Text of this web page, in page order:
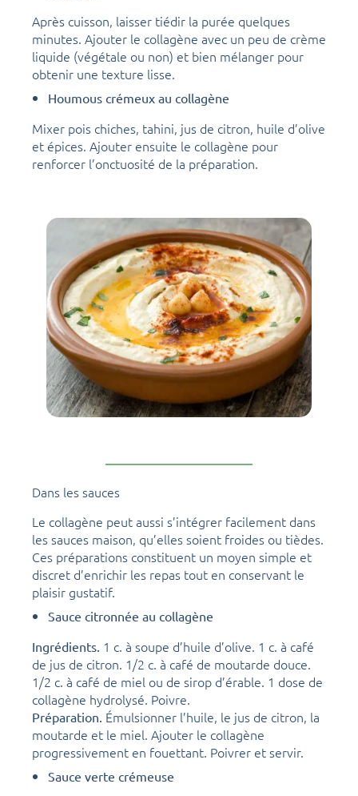
Après cuisson, laisser tiédir la purée quelques
minutes. Ajouter le collagène avec un peu de crème
liquide (végétale ou non) et bien mélanger pour
obtenir une texture lisse.
Houmous crémeux au collagène
Mixer pois chiches, tahini, jus de citron, huile d’olive
et épices. Ajouter ensuite le collagène pour
renforcer l’onctuosité de la préparation.
Dans les sauces
Le collagène peut aussi s’intégrer facilement dans
les sauces maison, qu’elles soient froides ou tièdes.
Ces préparations constituent un moyen simple et
discret d’enrichir les repas tout en conservant le
plaisir gustatif.
Sauce citronnée au collagène
Ingrédients. 1 c. à soupe d’huile d’olive. 1 c. à café
de jus de citron. 1/2 c. à café de moutarde douce.
1/2 c. à café de miel ou de sirop d’érable. 1 dose de
collagène hydrolysé. Poivre.
Préparation. Émulsionner l’huile, le jus de citron, la
moutarde et le miel. Ajouter le collagène
progressivement en fouettant. Poivrer et servir.
Sauce verte crémeuse